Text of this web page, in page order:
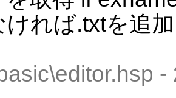
ければ.txtを追
-